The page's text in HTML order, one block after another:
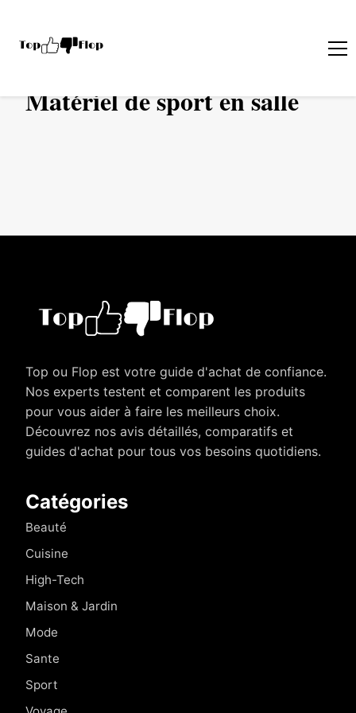
SPORT›MATéRIEL DE SPORT EN SALLE
Matériel de sport en salle
Top ou Flop est votre guide d'achat de confiance.
Nos experts testent et comparent les produits
pour vous aider à faire les meilleurs choix.
Découvrez nos avis détaillés, comparatifs et
guides d'achat pour tous vos besoins quotidiens.
Catégories
Beauté
Cuisine
High-Tech
Maison & Jardin
Mode
Sante
Sport